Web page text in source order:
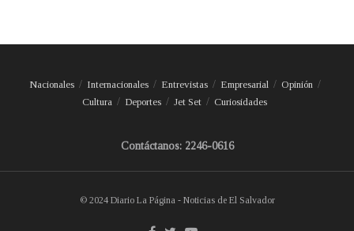
Nacionales Internacionales Entrevistas Empresarial
Opinión
Cultura
Deportes Jet Set Curiosidades
Contáctanos: 2246-0616
© 2024 Diario La Página - Noticias de El Salvador